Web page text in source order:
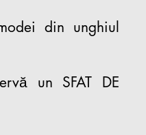
din unghiul
un SFAT DE